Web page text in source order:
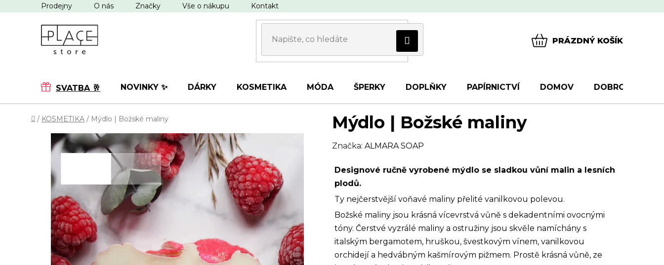
na
Prodejny O nás Značky Vše o nákupu Kontakt
PRÁZDNÝ KOŠÍK
SVATBA 🥂 NOVINKY ✨ DÁRKY KOSMETIKA MÓDA ŠPERKY DOPLŇKY PAPÍRNICTVÍ DOMOV DOBROTY
Domů
/ KOSMETIKA / Mýdlo | Božské maliny Mýdlo | Božské maliny
Značka: ALMARA SOAP
Designové ručně vyrobené mýdlo se sladkou vůní malin a lesních
plodů.
Ty nejčerstvější voňavé maliny přelité vanilkovou polevou.
Božské maliny jsou krásná vícevrstvá vůně s dekadentními ovocnými
tóny. Čerstvé vyzrálé maliny a ostružiny jsou skvěle namíchány s
italským bergamotem, hruškou, švestkovým vínem, vanilkovou
orchidejí a hedvábným kašmírovým pižmem. Prostě krásná vůně, ze